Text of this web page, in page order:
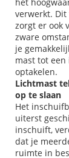
verwerkt.
zorgt er ook
zware
je
mast tot
optakelen.
Lichtmast
op te slaan
Het
uiterst
inschuift,
dat je
ruimte in